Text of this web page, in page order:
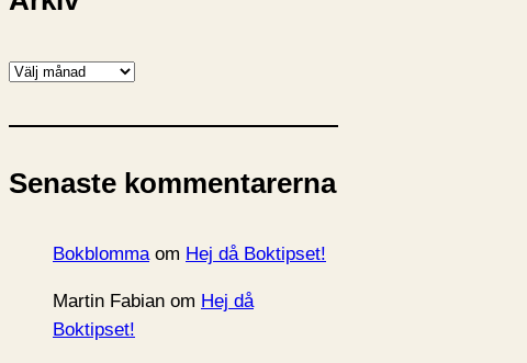
A
k
v
Senaste kommentarerna
Bokblommaom Hej då Boktipset!
Martin Fabian om Hej då
Boktipset!